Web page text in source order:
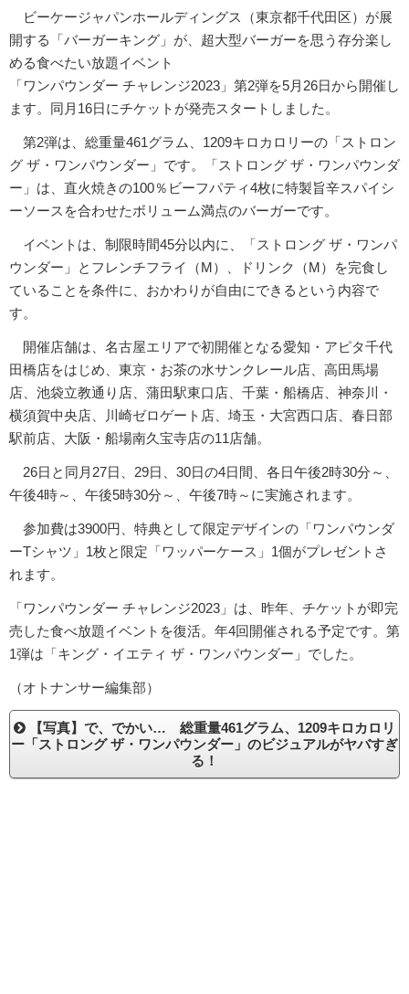
ビーケージャパンホールディングス（東京都千代田区）が展
開する「バーガーキング」が、超大型バーガーを思う存分楽し
める食べたい放題イベント
「ワンパウンダー チャレンジ2023」第2弾を5月26日から開催し
ます。同月16日にチケットが発売スタートしました。
第2弾は、総重量461グラム、1209キロカロリーの「ストロン
グ ザ・ワンパウンダー」です。「ストロング ザ・ワンパウンダ
ー」は、直火焼きの100％ビーフパティ4枚に特製旨辛スパイシ
ーソースを合わせたボリューム満点のバーガーです。
イベントは、制限時間45分以内に、「ストロング ザ・ワンパ
ウンダー」とフレンチフライ（M）、ドリンク（M）を完食し
ていることを条件に、おかわりが自由にできるという内容で
す。
開催店舗は、名古屋エリアで初開催となる愛知・アピタ千代
田橋店をはじめ、東京・お茶の水サンクレール店、高田馬場
店、池袋立教通り店、蒲田駅東口店、千葉・船橋店、神奈川・
横須賀中央店、川崎ゼロゲート店、埼玉・大宮西口店、春日部
駅前店、大阪・船場南久宝寺店の11店舗。
26日と同月27日、29日、30日の4日間、各日午後2時30分～、
午後4時～、午後5時30分～、午後7時～に実施されます。
参加費は3900円、特典として限定デザインの「ワンパウンダ
ーTシャツ」1枚と限定「ワッパーケース」1個がプレゼントさ
れます。
「ワンパウンダー チャレンジ2023」は、昨年、チケットが即完
売した食べ放題イベントを復活。年4回開催される予定です。第
1弾は「キング・イエティ ザ・ワンパウンダー」でした。
（オトナンサー編集部）
【写真】で、でかい… 総重量461グラム、1209キロカロリ
ー「ストロング ザ・ワンパウンダー」のビジュアルがヤバすぎ
る！